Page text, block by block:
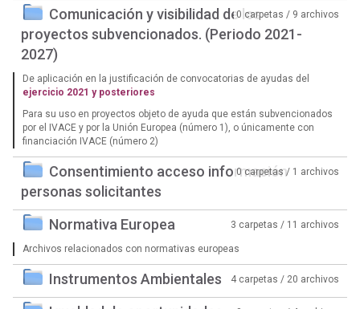
Comunicación y visibilidad de los
proyectos subvencionados. (Periodo 2021-
2027)
0 carpetas / 9 archivos
De aplicación en la justificación de convocatorias de ayudas del
ejercicio 2021 y posteriores
Para su uso en proyectos objeto de ayuda que están subvencionados
por el IVACE y por la Unión Europea (número 1), o únicamente con
financiación IVACE (número 2)
Consentimiento acceso información
personas solicitantes
0 carpetas / 1 archivos
Normativa Europea 3 carpetas / 11 archivos
Archivos relacionados con normativas europeas
Instrumentos Ambientales 4 carpetas / 20 archivos